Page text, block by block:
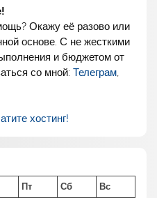
Окажу её разово или
основе. С не жесткими
и бюджетом от
со мной:Телеграм,
хостинг!
Пт Сб Вс